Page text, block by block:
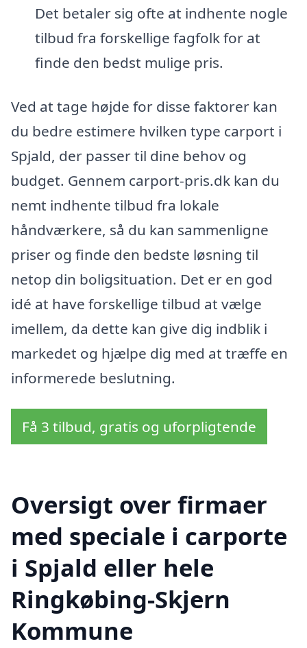
Det betaler sig ofte at indhente nogle
tilbud fra forskellige fagfolk for at
finde den bedst mulige pris.
Ved at tage højde for disse faktorer kan
du bedre estimere hvilken type carport i
Spjald, der passer til dine behov og
budget. Gennem carport-pris.dk kan du
nemt indhente tilbud fra lokale
håndværkere, så du kan sammenligne
priser og finde den bedste løsning til
netop din boligsituation. Det er en god
idé at have forskellige tilbud at vælge
imellem, da dette kan give dig indblik i
markedet og hjælpe dig med at træffe en
informerede beslutning.
Få 3 tilbud, gratis og uforpligtende
Oversigt over firmaer
med speciale i carporte
i Spjald eller hele
Ringkøbing-Skjern
Kommune